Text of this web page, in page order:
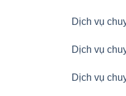
Dịch vụ
Dịch vụ
Dịch vụ